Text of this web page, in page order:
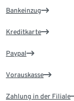
Bankeinzug
Kreditkarte
Paypal
Vorauskasse
Zahlung in der Filiale